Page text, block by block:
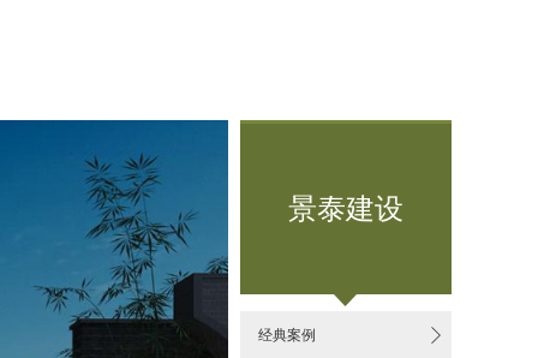
景泰建设
经典案例 